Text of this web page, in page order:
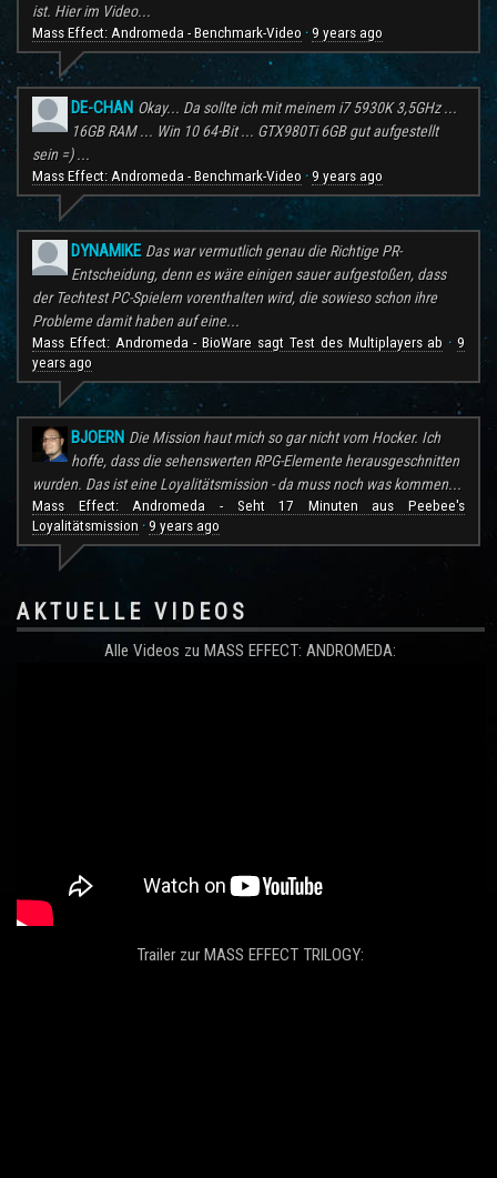
ist. Hier im Video...
Mass Effect: Andromeda - Benchmark-Video · 9 years ago
DE-CHAN Okay... Da sollte ich mit meinem i7 5930K 3,5GHz ...
16GB RAM ... Win 10 64-Bit ... GTX980Ti 6GB gut aufgestellt
sein =) ...
Mass Effect: Andromeda - Benchmark-Video · 9 years ago
DYNAMIKE Das war vermutlich genau die Richtige PR-
Entscheidung, denn es wäre einigen sauer aufgestoßen, dass
der Techtest PC-Spielern vorenthalten wird, die sowieso schon ihre
Probleme damit haben auf eine...
Mass Effect: Andromeda - BioWare sagt Test des Multiplayers ab ·9
years ago
BJOERN Die Mission haut mich so gar nicht vom Hocker. Ich
hoffe, dass die sehenswerten RPG-Elemente herausgeschnitten
wurden. Das ist eine Loyalitätsmission - da muss noch was kommen...
Mass Effect: Andromeda - Seht 17 Minuten aus Peebee's
Loyalitätsmission · 9 years ago
AKTUELLE VIDEOS
Alle Videos zu MASS EFFECT: ANDROMEDA:
Trailer zur MASS EFFECT TRILOGY: